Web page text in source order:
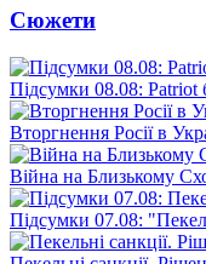
Сюжети
Підсумки 08.08: Patriot
Вторгнення Росії в
Війна на Близькому
Підсумки 07.08: